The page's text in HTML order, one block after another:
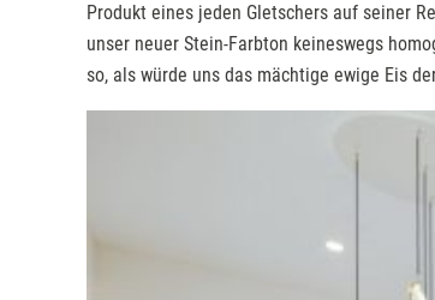
Produkt eines jeden Gletschers auf seiner
unser neuer Stein-Farbton keineswegs
so, als würde uns das mächtige ewige Eis